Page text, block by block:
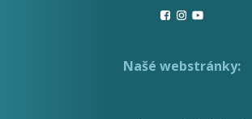
Našé webstránky: